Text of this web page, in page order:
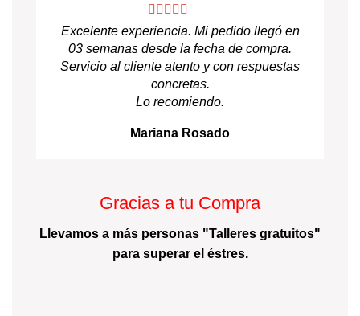
Excelente experiencia. Mi pedido llegó en
03 semanas desde la fecha de compra.
Servicio al cliente atento y con respuestas
concretas.
Lo recomiendo.
Mariana Rosado
Gracias a tu Compra
Llevamos a más personas "Talleres gratuitos"
para superar el éstres.